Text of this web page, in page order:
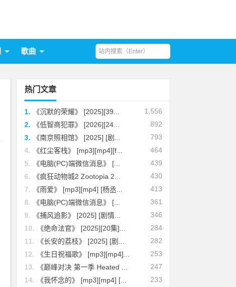
歌曲
热门文章
1,556
1.
《沉默的荣耀》 [2025][39...
892
2.
《低智商犯罪》 [2026][24...
793
3.
《南京照相馆》 [2025] [剧...
464
4.
《红尘客栈》 [mp3][mp4][f...
439
5.
《电脑(PC)端微信消息》 [...
430
6.
《疯狂动物城2 Zootopia 2...
413
7.
《雨爱》 [mp3][mp4] [杨丞...
361
8.
《电脑(PC)端微信消息》 [...
346
9.
《捕风追影》 [2025] [剧情...
284
10.
《绝命法官》 [2025][20集]...
282
11.
《长安的荔枝》 [2025] [剧...
253
12.
《生日祝福歌》 [mp3][mp4]...
247
13.
《巅峰对决 第一季 Heated ...
233
14.
《我怀念的》 [mp3][mp4] [...